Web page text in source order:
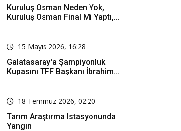
Kuruluş Osman Neden Yok,
Kuruluş Osman Final Mi Yaptı,
Zaman Yayınlanacak?
15 Mayıs 2026, 16:28
Galatasaray'a Şampiyonluk
Kupasını TFF Başkanı İbrahim
18 Temmuz 2026, 02:20
Tarım Araştırma Istasyonunda
Yangın